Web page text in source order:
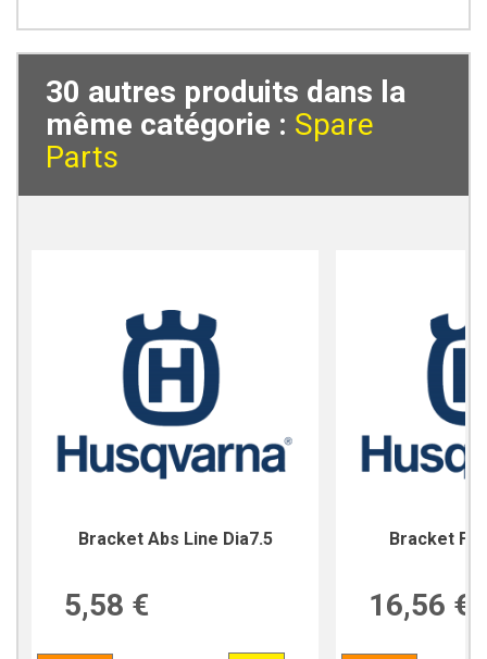
30 autres produits dans la
même catégorie : Spare
Parts
Bracket Abs Line Dia7.5
5,58 €
Bracket
16,56 €